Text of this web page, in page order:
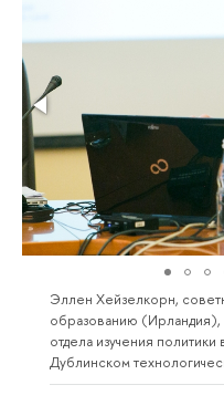
Эллен Хейзелкорн,
образованию
отдела изучения
Дублинском